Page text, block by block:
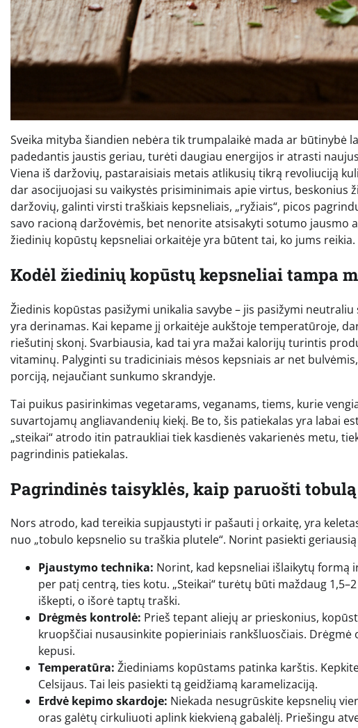
Sveika mityba šiandien nebėra tik trumpalaikė mada ar būtinybė
padedantis jaustis geriau, turėti daugiau energijos ir atrasti
Viena iš daržovių, pastaraisiais metais atlikusių tikrą revoliuciją
dar asocijuojasi su vaikystės prisiminimais apie virtus, beskonius
daržovių, galinti virsti traškiais kepsneliais, „ryžiais“, picos
savo racioną daržovėmis, bet nenorite atsisakyti sotumo jausmo
žiedinių kopūstų kepsneliai orkaitėje yra būtent tai, ko jums reikia.
Kodėl žiedinių kopūstų kepsneliai tampa
Žiedinis kopūstas pasižymi unikalia savybe – jis pasižymi
yra derinamas. Kai kepame jį orkaitėje aukštoje temperatūroje,
riešutinį skonį. Svarbiausia, kad tai yra mažai kalorijų turintis
vitaminų. Palyginti su tradiciniais mėsos kepsniais ar net
porciją, nejaučiant sunkumo skrandyje.
Tai puikus pasirinkimas vegetarams, veganams, tiems, kurie
suvartojamų angliavandenių kiekį. Be to, šis patiekalas yra labai
„steikai“ atrodo itin patraukliai tiek kasdienės vakarienės metu,
pagrindinis patiekalas.
Pagrindinės taisyklės, kaip paruošti
Nors atrodo, kad tereikia supjaustyti ir pašauti į orkaitę, yra
nuo „tobulo kepsnelio su traškia plutele“. Norint pasiekti
Pjaustymo technika: Norint, kad kepsneliai išlaikytų formą
per patį centrą, ties kotu. „Steikai“ turėtų būti maždaug
iškepti, o išorė taptų traški.
Drėgmės kontrolė: Prieš tepant aliejų ar prieskonius,
kruopščiai nusausinkite popieriniais rankšluosčiais.
kepusi.
Temperatūra: Žiediniams kopūstams patinka karštis.
Celsijaus. Tai leis pasiekti tą geidžiamą karamelizaciją.
Erdvė kepimo skardoje: Niekada nesugrūskite kepsnelių
oras galėtų cirkuliuoti aplink kiekvieną gabalėlį. Priešingu